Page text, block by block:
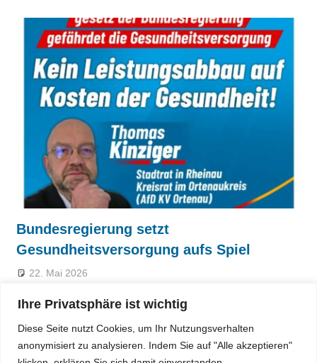
Ihre Privatsphäre ist wichtig
Diese Seite nutzt Cookies, um Ihr Nutzungsverhalten
anonymisiert zu analysieren. Indem Sie auf "Alle akzeptieren"
Bundesregierung setzt
Gesundheitsversorgung aufs Spiel
22. Mai 2026
MEHR...